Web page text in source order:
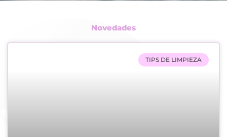
Novedades
TIPS DE LIMPIEZA